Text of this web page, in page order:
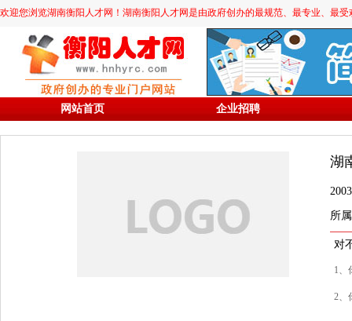
欢迎您浏览湖南衡阳人才网！湖南衡阳人才网是由政府创办的最规范、最专业、最
网站首页 企业招聘
湖
所
对
1、
2、